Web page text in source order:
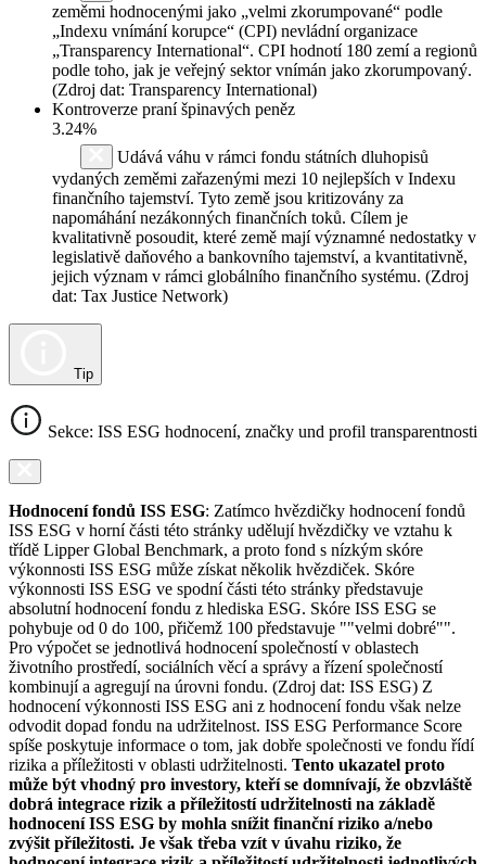
zeměmi hodnocenými jako „velmi zkorumpované“ podle
„Indexu vnímání korupce“ (CPI) nevládní organizace
„Transparency International“. CPI hodnotí 180 zemí a regionů
podle toho, jak je veřejný sektor vnímán jako zkorumpovaný.
(Zdroj dat: Transparency International)
Kontroverze praní špinavých peněz
3.24%
Udává váhu v rámci fondu státních dluhopisů
vydaných zeměmi zařazenými mezi 10 nejlepších v Indexu
finančního tajemství. Tyto země jsou kritizovány za
napomáhání nezákonných finančních toků. Cílem je
kvalitativně posoudit, které země mají významné nedostatky v
legislativě daňového a bankovního tajemství, a kvantitativně,
jejich význam v rámci globálního finančního systému. (Zdroj
dat: Tax Justice Network)
Tip
Sekce: ISS ESG hodnocení, značky und profil transparentnosti
Hodnocení fondů ISS ESG: Zatímco hvězdičky hodnocení fondů
ISS ESG v horní části této stránky udělují hvězdičky ve vztahu k
třídě Lipper Global Benchmark, a proto fond s nízkým skóre
výkonnosti ISS ESG může získat několik hvězdiček. Skóre
výkonnosti ISS ESG ve spodní části této stránky představuje
absolutní hodnocení fondu z hlediska ESG. Skóre ISS ESG se
pohybuje od 0 do 100, přičemž 100 představuje ""velmi dobré"".
Pro výpočet se jednotlivá hodnocení společností v oblastech
životního prostředí, sociálních věcí a správy a řízení společností
kombinují a agregují na úrovni fondu. (Zdroj dat: ISS ESG) Z
hodnocení výkonnosti ISS ESG ani z hodnocení fondu však nelze
odvodit dopad fondu na udržitelnost. ISS ESG Performance Score
spíše poskytuje informace o tom, jak dobře společnosti ve fondu řídí
rizika a příležitosti v oblasti udržitelnosti. Tento ukazatel proto
může být vhodný pro investory, kteří se domnívají, že obzvláště
dobrá integrace rizik a příležitostí udržitelnosti na základě
hodnocení ISS ESG by mohla snížit finanční riziko a/nebo
zvýšit příležitosti. Je však třeba vzít v úvahu riziko, že